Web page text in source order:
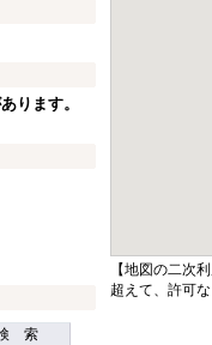
ります。
索
【地図の二次
超えて、許可